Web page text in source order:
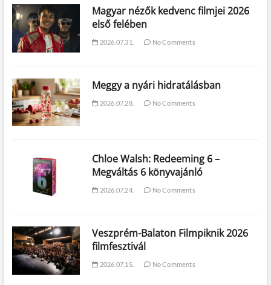
Magyar nézők kedvenc filmjei 2026
első felében
2026.07.31. No Comments
Meggy a nyári hidratálásban
2026.07.28. No Comments
Chloe Walsh: Redeeming 6 –
Megváltás 6 könyvajánló
2026.07.24. No Comments
Veszprém-Balaton Filmpiknik 2026
filmfesztivál
2026.07.15. No Comments